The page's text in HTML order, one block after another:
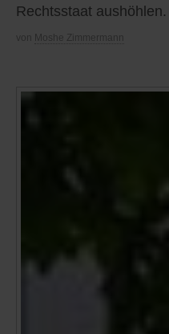
Rechtsstaat
von Moshe Zimmermann